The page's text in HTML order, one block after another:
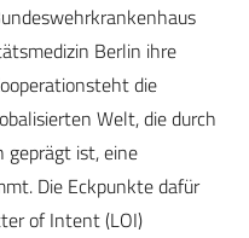
Berlin ihre
die
Welt, die durch
geprägt ist, eine
Die Eckpunkte dafür
of Intent (LOI)